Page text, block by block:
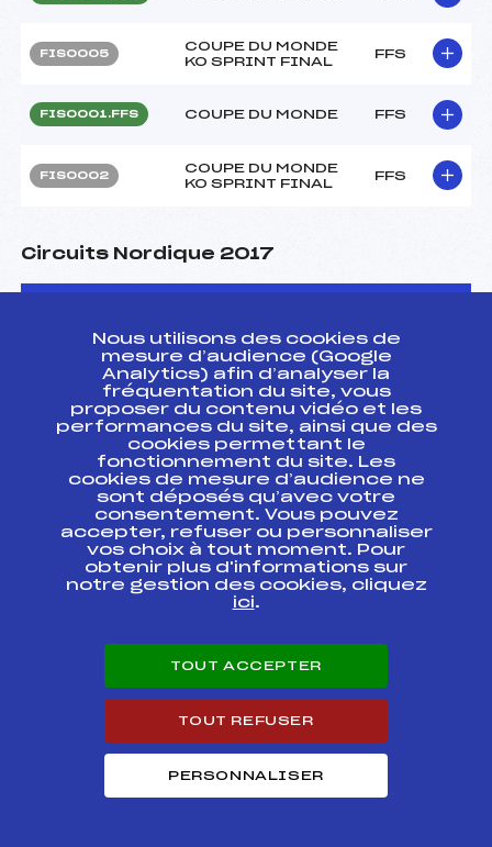
FIS0005
COUPE DU MONDE
KO SPRINT FINAL
FFS
FIS0001.FFS COUPE DU MONDE FFS
FIS0002
COUPE DU MONDE
KO SPRINT FINAL
FFS
Circuits Nordique 2017
SAMSE SKI DE FOND NATIONAL TOUR
SENIORS HOMMES
Résultats Nordique 2016
Course Cat.
ONAM0046.FFS
CHAMPIONNATS DE
FRANCE
POURSUITE
FFS
ONAM0034.FFS
FRANCE DE SPRINT
FFS
CHAMPIONNATS DE
FFS
Nous utilisons des cookies de
mesure d’audience (Google
Analytics) afin d’analyser la
fréquentation du site, vous
proposer du contenu vidéo et les
performances du site, ainsi que des
cookies permettant le
fonctionnement du site. Les
cookies de mesure d’audience ne
sont déposés qu’avec votre
consentement. Vous pouvez
accepter, refuser ou personnaliser
vos choix à tout moment. Pour
obtenir plus d'informations sur
notre gestion des cookies, cliquez
ici.
TOUT ACCEPTER
TOUT REFUSER
PERSONNALISER